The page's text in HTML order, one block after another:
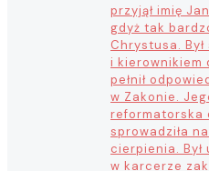
przyjął imię
gdyż tak
Chrystusa.
i kierownikiem
pełnił
w Zakonie.
reformatorska
sprowadziła
cierpienia. Był
w karcerze